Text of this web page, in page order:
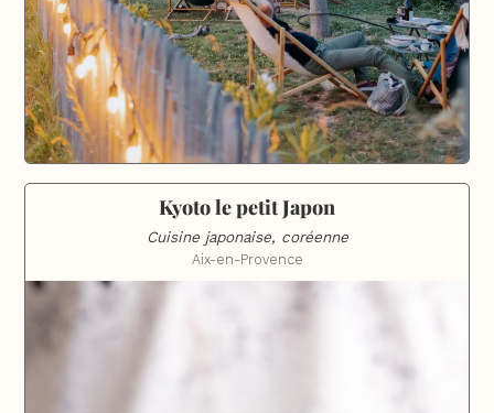
Kyoto le petit Japon
Cuisine japonaise, coréenne
Aix-en-Provence